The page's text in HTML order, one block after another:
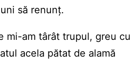
să renunț.
mi-am târât trupul, greu cu
acela pătat de alamă